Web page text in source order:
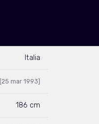
Italia
[25 mar 1993]
186 cm